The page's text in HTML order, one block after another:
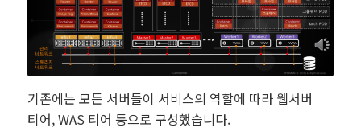
기존에는 모든 서버들이 서비스의 역할에 따라 웹서버
티어, WAS 티어 등으로 구성했습니다.